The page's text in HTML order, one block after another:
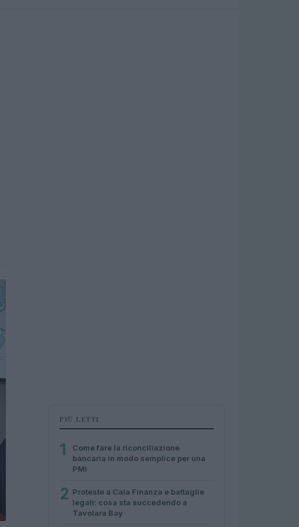
PIÙ LETTI
1
Come fare la riconciliazione
bancaria in modo semplice per una
PMI
2 Proteste a Cala Finanza e battaglie
legali: cosa sta succedendo a
Tavolara Bay